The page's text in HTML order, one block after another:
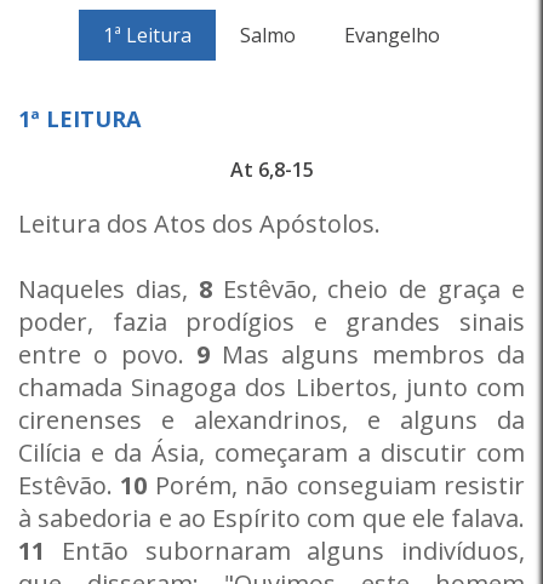
1ª Leitura Salmo Evangelho
1ª LEITURA
At 6,8-15
Leitura dos Atos dos Apóstolos.
Naqueles dias, 8Estêvão, cheio de graça e
poder, fazia prodígios e grandes sinais
entre o povo. 9Mas alguns membros da
chamada Sinagoga dos Libertos, junto com
cirenenses e alexandrinos, e alguns da
Cilícia e da Ásia, começaram a discutir com
Estêvão. 10 Porém, não conseguiam resistir
à sabedoria e ao Espírito com que ele falava.
11
Então subornaram alguns indivíduos,